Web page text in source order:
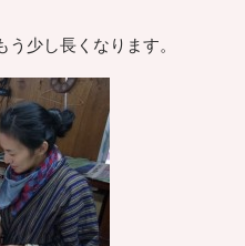
少し長くなります。